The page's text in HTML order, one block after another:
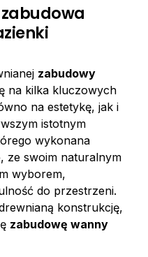
zabudowy
na kilka kluczowych
na estetykę, jak i
istotnym
wykonana
ze swoim naturalnym
wyborem,
do przestrzeni.
konstrukcję,
zabudowę wanny